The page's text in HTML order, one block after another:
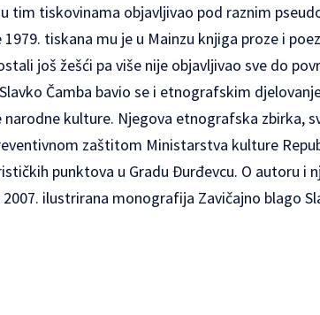
tim tiskovinama objavljivao pod raznim
tiskana mu je u Mainzu knjiga proze i
još žešći pa više nije objavljivao sve do
Čamba bavio se i etnografskim
kulture. Njegova etnografska zbirka,
zaštitom Ministarstva kulture
punktova u Gradu Đurđevcu. O autoru i
ilustrirana monografija Zavičajno blago